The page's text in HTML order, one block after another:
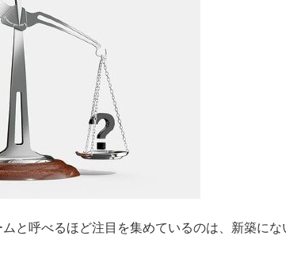
と呼べるほど注目を集めているのは、新築にな